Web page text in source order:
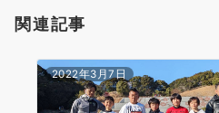
関連記事
2022年3月7日